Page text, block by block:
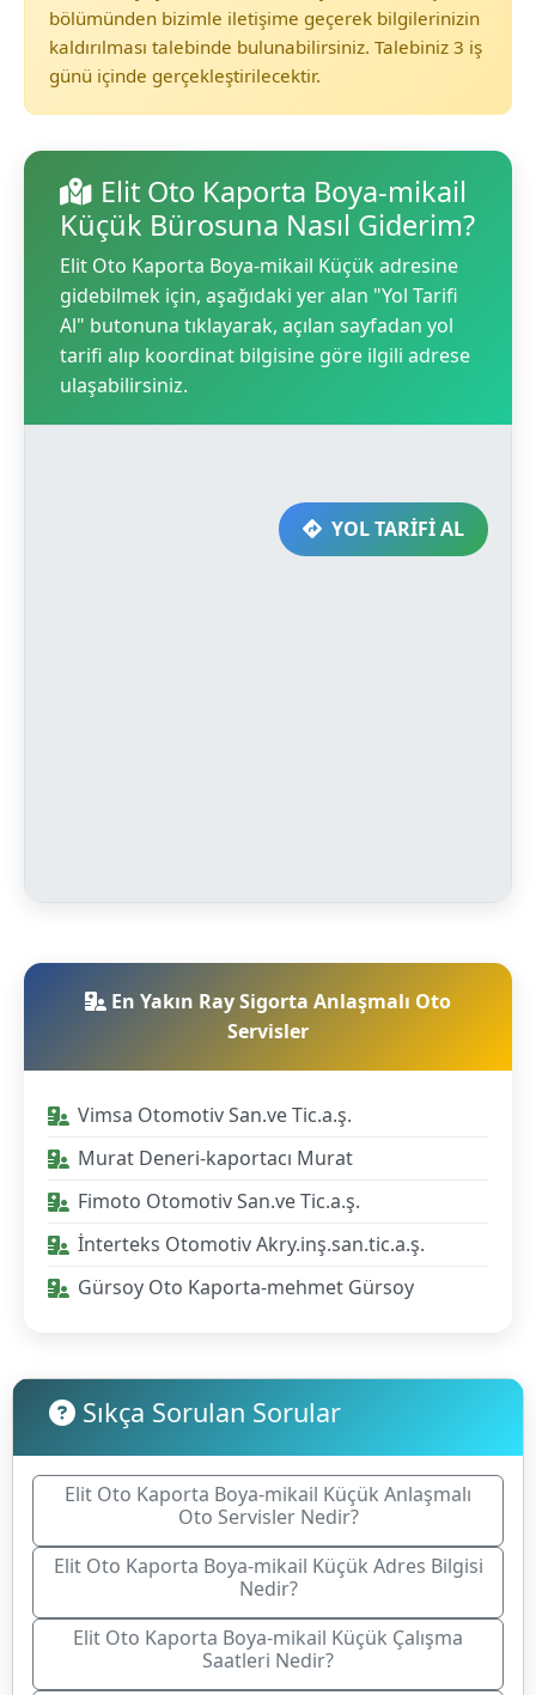
bölümünden bizimle iletişime geçerek bilgilerinizin
kaldırılması talebinde bulunabilirsiniz. Talebiniz 3 iş
günü içinde gerçekleştirilecektir.
Elit Oto Kaporta Boya-mikail
Küçük Bürosuna Nasıl Giderim?
Elit Oto Kaporta Boya-mikail Küçük adresine
gidebilmek için, aşağıdaki yer alan "Yol Tarifi
Al" butonuna tıklayarak, açılan sayfadan yol
tarifi alıp koordinat bilgisine göre ilgili adrese
ulaşabilirsiniz.
YOL TARİFİ AL
En Yakın Ray Sigorta Anlaşmalı Oto
Servisler
Vimsa Otomotiv San.ve Tic.a.ş.
Murat Deneri-kaportacı Murat
Fimoto Otomotiv San.ve Tic.a.ş.
İnterteks Otomotiv Akry.inş.san.tic.a.ş.
Gürsoy Oto Kaporta-mehmet Gürsoy
Sıkça Sorulan Sorular
Elit Oto Kaporta Boya-mikail Küçük Anlaşmalı
Oto Servisler Nedir?
Elit Oto Kaporta Boya-mikail Küçük Adres Bilgisi
Nedir?
Elit Oto Kaporta Boya-mikail Küçük Çalışma
Saatleri Nedir?